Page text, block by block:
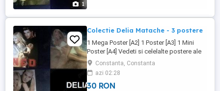
1
Colectie Delia Matache - 3 postere
1 Mega Poster [A2] 1 Poster [A3] 1 Mini
Poster [A4] Vedeti si celelalte postere ale
mele: posteredevanzare.blogspot.com
Copiati adresa in browser. :)
Constanta, Constanta
azi 02:28
30 RON